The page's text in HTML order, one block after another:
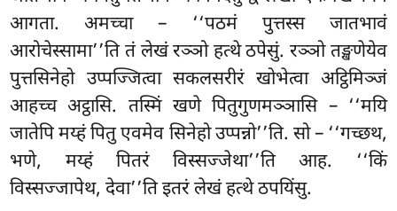
आगता. अमच्चा – ‘‘पठमं पुत्तस्स जातभावं
आरोचेस्सामा’’ति तं लेखं रञ्ञो हत्थे ठपेसुं. रञ्ञो तङ्खणेयेव
पुत्तसिनेहो उप्पज्जित्वा सकलसरीरंखोभेत्वा अट्ठिमिञ्जं
आहच्च अट्ठासि. तस्मिं खणे पितुगुणमञ्ञासि – ‘‘मयि
जातेपि मय्हं पितु एवमेव सिनेहो उप्पन्नो’’ति. सो – ‘‘गच्छथ,
भणे, मय्हं पितरं विस्सज्जेथा’’ति आह. ‘‘किं
विस्सज्जापेथ, देवा’’ति इतरं लेखं हत्थे ठपयिंसु.